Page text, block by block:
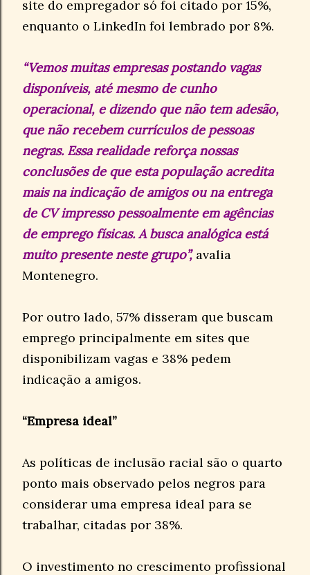
site do empregador só foi citado por 15%,
enquanto o LinkedIn foi lembrado por 8%.
“Vemos muitas empresas postando vagas
disponíveis, até mesmo de cunho
operacional, e dizendo que não tem adesão,
que não recebem currículos de pessoas
negras. Essa realidade reforça nossas
conclusões de que esta população acredita
mais na indicação de amigos ou na entrega
de CV impresso pessoalmente em agências
de emprego físicas. A busca analógica está
muito presente neste grupo”,avalia
Montenegro.
Por outro lado, 57% disseram que buscam
emprego principalmente em sites que
disponibilizam vagas e 38% pedem
indicação a amigos.
“Empresa ideal”
As políticas de inclusão racial são o quarto
ponto mais observado pelos negros para
considerar uma empresa ideal para se
trabalhar, citadas por 38%.
O investimento no crescimento profissional